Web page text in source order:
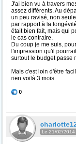
J'ai bien vu à travers
assez différents. Au
un peu ravisé, non
par rapport à la
était bien fait, mais qui
le cas contraire.
Du coup je me suis,
l'impression qu'il
surtout le budget passe
Mais c'est loin d'être
rien voilà 3 mois.
0
Le 21/02/2014